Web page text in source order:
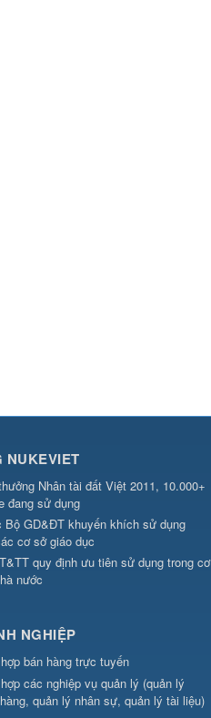
NUKEVIET
Nhân tài đất Việt 2011, 10.000+
đang sử dụng
Bộ GD&ĐT khuyến khích sử dụng
cơ sở giáo dục
quy định ưu tiên sử dụng trong cơ
nước
NGHIỆP
bán hàng trực tuyến
các nghiệp vụ quản lý (quản lý
quản lý nhân sự, quản lý tài liệu)